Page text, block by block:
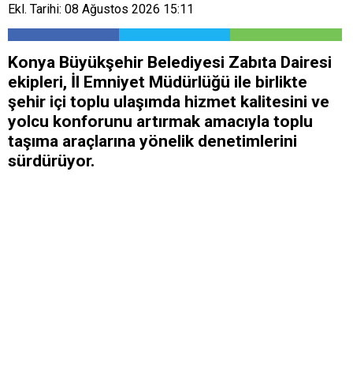
Ekl. Tarihi: 08 Ağustos 2026 15:11
Konya Büyükşehir Belediyesi Zabıta Dairesi
ekipleri, İl Emniyet Müdürlüğü ile birlikte
şehir içi toplu ulaşımda hizmet kalitesini ve
yolcu konforunu artırmak amacıyla toplu
taşıma araçlarına yönelik denetimlerini
sürdürüyor.